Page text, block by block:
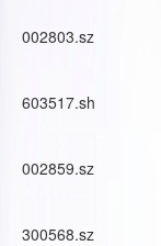
002803.sz
603517.sh
002859.sz
300568.sz